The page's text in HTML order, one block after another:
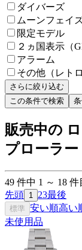
ダイバーズ
ムーンフェイ
限定モデル
２ヵ国表示（
アラーム
その他（レト
さらに絞り込む
この条件で検索
販売中の
プローラー
49 件中 1 ～ 18 件
先頭 1 23最後
標準 安い順高い
未使用品